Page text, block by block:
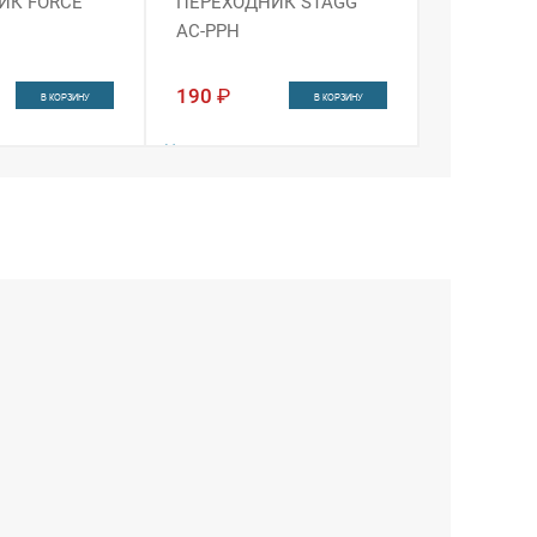
В КОРЗИНУ
AC-PPH
190 ₽ В КОРЗИНУ
Наличие: